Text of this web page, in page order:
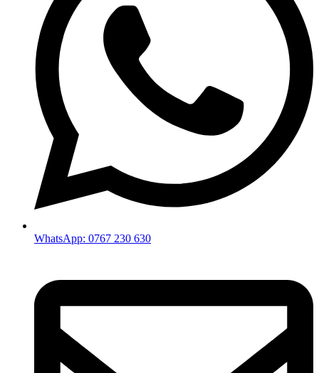
WhatsApp: 0767 230 630